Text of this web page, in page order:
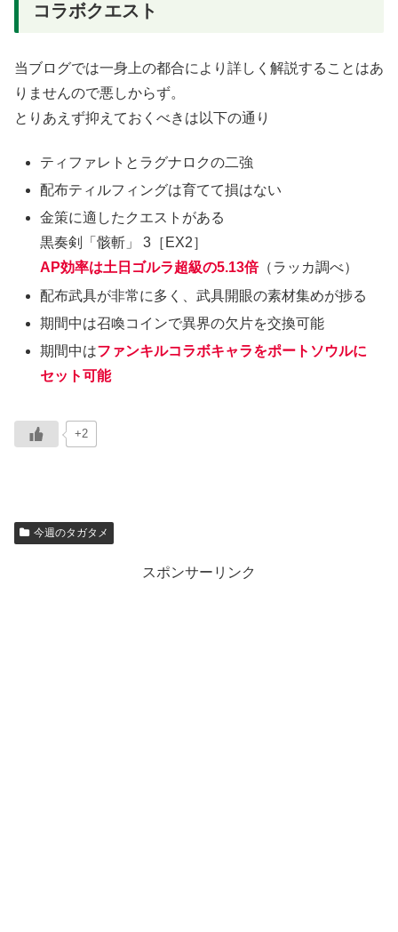
コラボクエスト
当ブログでは一身上の都合により詳しく解説することはあ
りませんので悪しからず。
とりあえず抑えておくべきは以下の通り
ティファレトとラグナロクの二強
配布ティルフィングは育てて損はない
金策に適したクエストがある
黒奏剣「骸斬」 3［EX2］
AP効率は土日ゴルラ超級の5.13倍（ラッカ調べ）
配布武具が非常に多く、武具開眼の素材集めが捗る
期間中は召喚コインで異界の欠片を交換可能
期間中はファンキルコラボキャラをポートソウルに
セット可能
+2
今週のタガタメ
スポンサーリンク